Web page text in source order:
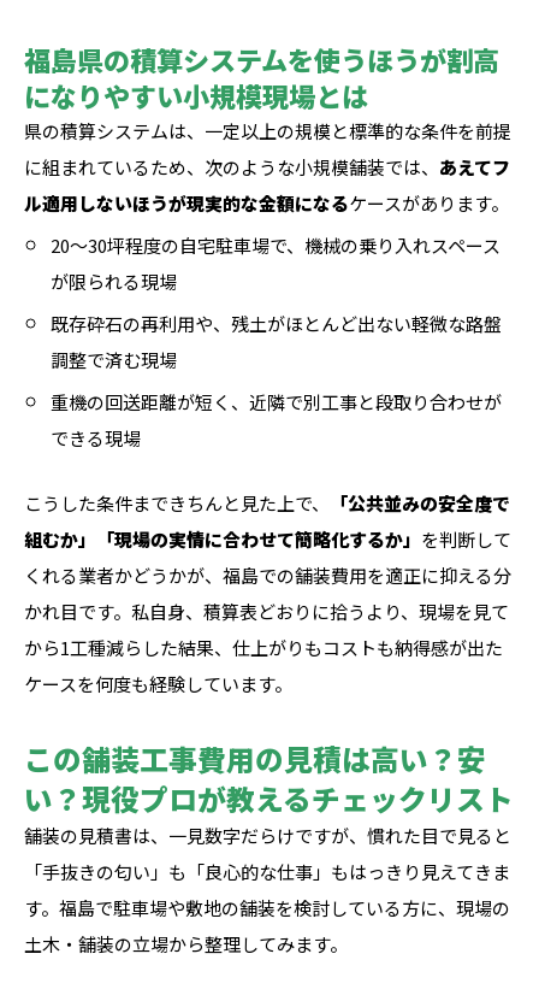
福島県の積算システムを使うほうが割高
になりやすい小規模現場とは
県の積算システムは、一定以上の規模と標準的な条件を前提
に組まれているため、次のような小規模舗装では、 あえてフ
ル適用しないほうが現実的な金額になるケースがあります。
20〜30坪程度の自宅駐車場で、機械の乗り入れスペース
が限られる現場
既存砕石の再利用や、残土がほとんど出ない軽微な路盤
調整で済む現場
重機の回送距離が短く、近隣で別工事と段取り合わせが
できる現場
こうした条件まできちんと見た上で、
「公共並みの安全度で
組むか」「現場の実情に合わせて簡略化するか」 を判断して
くれる業者かどうかが、福島での舗装費用を適正に抑える分
かれ目です。私自身、積算表どおりに拾うより、現場を見て
から1工種減らした結果、仕上がりもコストも納得感が出た
ケースを何度も経験しています。
この舗装工事費用の見積は高い？安
い？現役プロが教えるチェックリスト
舗装の見積書は、一見数字だらけですが、慣れた目で見ると
「手抜きの匂い」も「良心的な仕事」もはっきり見えてきま
す。福島で駐車場や敷地の舗装を検討している方に、現場の
土木・舗装の立場から整理してみます。